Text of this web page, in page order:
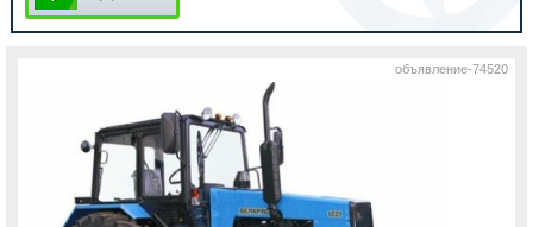
объявление-74520